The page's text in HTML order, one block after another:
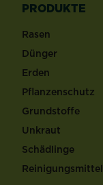
PRODUKTE
Rasen
Dünger
Erden
Pflanzenschutz
Grundstoffe
Unkraut
Schädlinge
Reinigungsmittel